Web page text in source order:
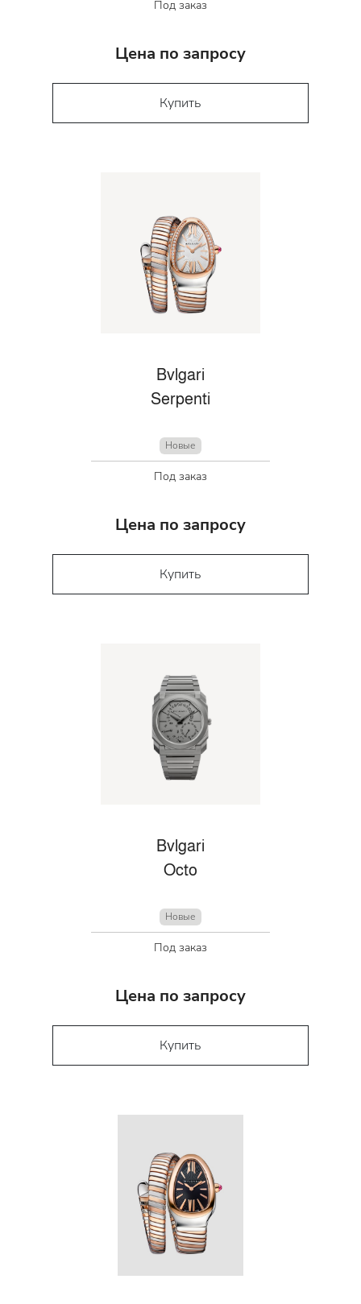
Под заказ
Цена по запросу
Купить
Bvlgari
Serpenti
Новые
Под заказ
Цена по запросу
Купить
Bvlgari
Octo
Новые
Под заказ
Цена по запросу
Купить